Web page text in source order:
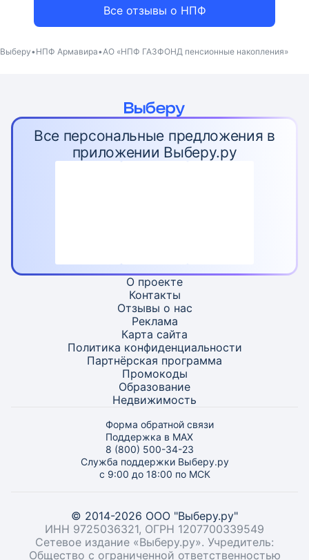
Все отзывы о НПФ
Выберу НПФ Армавира АО «НПФ ГАЗФОНД пенсионные накопления»
Все персональные предложения в
приложении Выберу.ру
О проекте
Контакты
Отзывы о нас
Реклама
Карта сайта
Политика конфиденциальности
Партнёрская программа
Промокоды
Образование
Недвижимость
Форма обратной связи
Поддержка в MAX
8 (800) 500-34-23
Служба поддержки Выберу.ру
с 9:00 до 18:00 по МСК
© 2014-2026 ООО "Выберу.ру"
ИНН 9725036321, ОГРН 1207700339549
Сетевое издание «Выберу.ру». Учредитель:
Общество с ограниченной ответственностью